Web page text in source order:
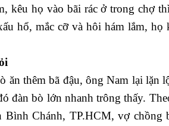
kêu họ vào bãi rác ở trong chợ
hổ, mắc cỡ và hôi hám lắm,
ăn thêm bã đậu, ông Nam lại lặn
đàn bò lớn nhanh trông thấy.
Chánh, TP.HCM, vợ chồng